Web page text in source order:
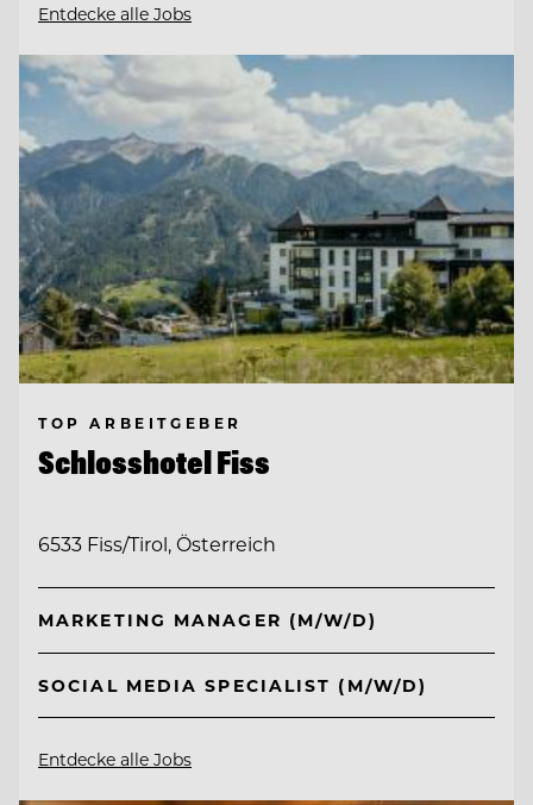
Entdecke alle Jobs
TOP ARBEITGEBER
Schlosshotel Fiss
6533 Fiss/Tirol, Österreich
MARKETING MANAGER (M/W/D)
SOCIAL MEDIA SPECIALIST (M/W/D)
Entdecke alle Jobs